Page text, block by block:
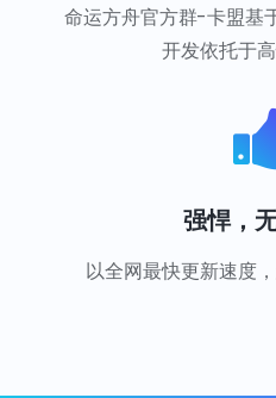
命运方舟官方群-卡盟基
开发依托于
强悍，
以全网最快更新速度